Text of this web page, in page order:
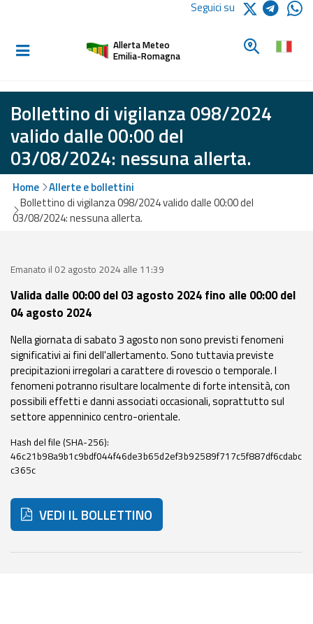
Informati e
Allerte E
Bollettini
Allerte e
Bollettini
Meteo
Valanghe
Monitoraggio
eventi
Previsioni e dati
Previsioni meteo e
marine
Dati osservati
Radar meteo
Seguici su
Allerta Meteo
Emilia-Romagna
Cerca un
Bollettino di vigilanza 098/2024
valido dalle 00:00 del
03/08/2024: nessuna allerta.
Home
Allerte e bollettini
Bollettino di vigilanza 098/2024 valido dalle 00:00 del
03/08/2024: nessuna allerta.
Emanato il 02 agosto 2024 alle 11:39
Valida dalle 00:00 del 03 agosto 2024 fino alle 00:00 del
04 agosto 2024
Nella giornata di sabato 3 agosto non sono previsti fenomeni
significativi ai fini dell'allertamento. Sono tuttavia previste
precipitazioni irregolari a carattere di rovescio o temporale. I
fenomeni potranno risultare localmente di forte intensità, con
possibili effetti e danni associati occasionali, soprattutto sul
settore appenninico centro-orientale.
Hash del file (SHA-256):
46c21b98a9b1c9bdf044f46de3b65d2ef3b92589f717c5f887df6cdabc
c365c
VEDI IL BOLLETTINO